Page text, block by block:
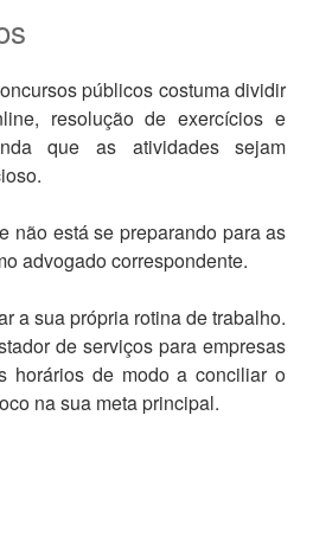
públicos costuma dividir
resolução de exercícios e
que as atividades sejam
não está se preparando para as
advogado correspondente.
a sua própria rotina de trabalho.
de serviços para empresas
horários de modo a conciliar o
na sua meta principal.